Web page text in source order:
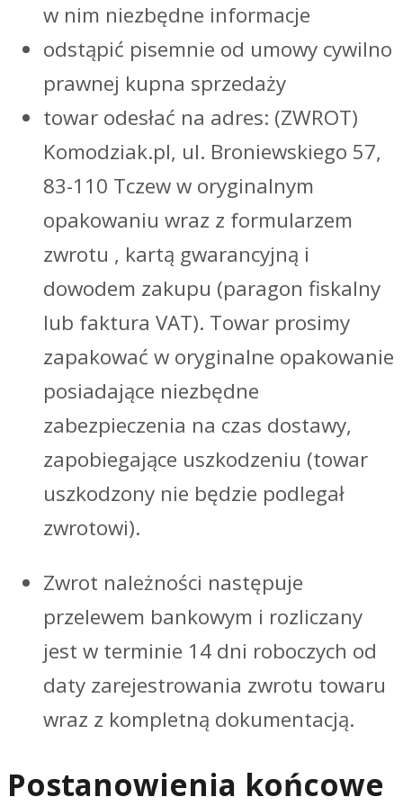
w nim niezbędne informacje
odstąpić pisemnie od umowy cywilno
prawnej kupna sprzedaży
towar odesłać na adres: (ZWROT)
Komodziak.pl, ul. Broniewskiego 57,
83-110 Tczew w oryginalnym
opakowaniu wraz z formularzem
zwrotu , kartą gwarancyjną i
dowodem zakupu (paragon fiskalny
lub faktura VAT). Towar prosimy
zapakować w oryginalne opakowanie
posiadające niezbędne
zabezpieczenia na czas dostawy,
zapobiegające uszkodzeniu (towar
uszkodzony nie będzie podlegał
zwrotowi).
Zwrot należności następuje
przelewem bankowym i rozliczany
jest w terminie 14 dni roboczych od
daty zarejestrowania zwrotu towaru
wraz z kompletną dokumentacją.
Postanowienia końcowe